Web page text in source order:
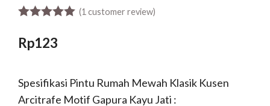
(1 customer review)
Rp123
Spesifikasi Pintu Rumah Mewah Klasik Kusen
Arcitrafe Motif Gapura Kayu Jati :